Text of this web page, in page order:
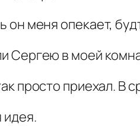
он меня опекает,
Сергею в моей
просто приехал. В
идея.